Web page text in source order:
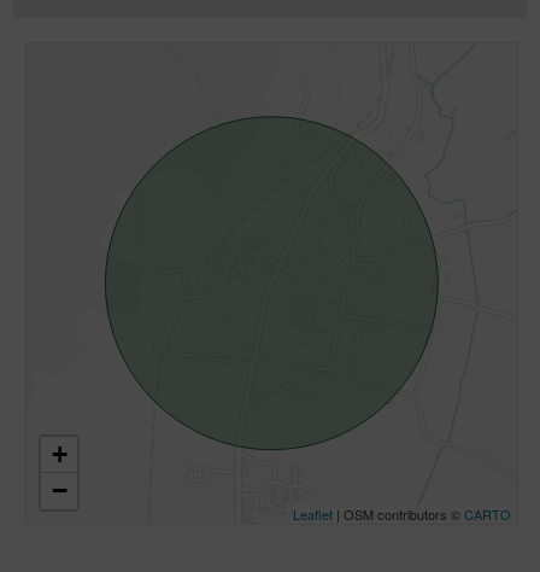
+
−
Leaflet| OSM contributors ©CARTO